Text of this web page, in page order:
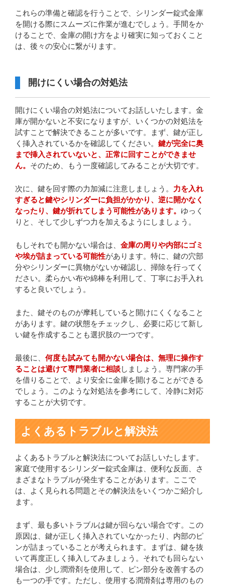
これらの準備と確認を行うことで、シリンダー錠式金庫
を開ける際にスムーズに作業が進むでしょう。手間をか
けることで、金庫の開け方をより確実に知っておくこと
は、後々の安心に繋がります。
開けにくい場合の対処法
開けにくい場合の対処法についてお話しいたします。金
庫が開かないと不安になりますが、いくつかの対処法を
試すことで解決できることが多いです。まず、鍵が正し
く挿入されているかを確認してください。 鍵が完全に奥
まで挿入されていないと、正常に回すことができませ
ん。 そのため、もう一度確認してみることが大切です。
次に、鍵を回す際の力加減に注意しましょう。 力を入れ
すぎると鍵やシリンダーに負担がかかり、逆に開かなく
なったり、鍵が折れてしまう可能性があります。 ゆっく
りと、そして少しずつ力を加えるようにしましょう。
もしそれでも開かない場合は、 金庫の周りや内部にゴミ
や埃が詰まっている可能性があります。特に、鍵の穴部
分やシリンダーに異物がないか確認し、掃除を行ってく
ださい。柔らかい布や綿棒を利用して、丁寧にお手入れ
すると良いでしょう。
また、鍵そのものが摩耗していると開けにくくなること
があります。鍵の状態をチェックし、必要に応じて新し
い鍵を作成することも選択肢の一つです。
最後に、 何度も試みても開かない場合は、無理に操作す
ることは避けて専門業者に相談しましょう。専門家の手
を借りることで、より安全に金庫を開けることができる
でしょう。このような対処法を参考にして、冷静に対応
することが大切です。
よくあるトラブルと解決法
よくあるトラブルと解決法についてお話しいたします。
家庭で使用するシリンダー錠式金庫は、便利な反面、さ
まざまなトラブルが発生することがあります。ここで
は、よく見られる問題とその解決法をいくつかご紹介し
ます。
まず、最も多いトラブルは鍵が回らない場合です。この
原因は、鍵が正しく挿入されていなかったり、内部のピ
ンが詰まっていることが考えられます。まずは、鍵を抜
いて再度正しく挿入してみましょう。それでも回らない
場合は、少し潤滑剤を使用して、ピン部分を改善するの
も一つの手です。ただし、使用する潤滑剤は専用のもの